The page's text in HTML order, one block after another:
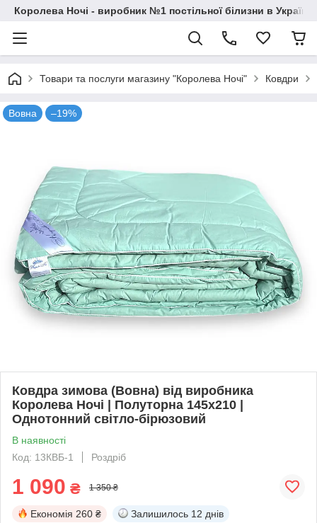
Королева Ночі - виробник №1 постільної білизни в Україні
Товари та послуги магазину "Королева Ночі" Ковдри
Вовна –19%
Ковдра зимова (Вовна) від виробника
Королева Ночі | Полуторна 145х210 |
Однотонний світло-бірюзовий
В наявності
Код: 13КВБ-1
Роздріб
1 090 ₴ 1 350 ₴
Економія 260 ₴ Залишилось 12 днів